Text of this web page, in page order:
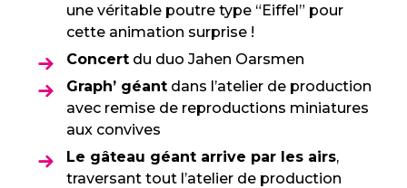
une véritable poutre type “Eiffel” pour
cette animation surprise !
Concert du duo Jahen Oarsmen
Graph’ géant dans l’atelier de production
avec remise de reproductions miniatures
aux convives
Le gâteau géant arrive par les airs,
traversant tout l’atelier de production